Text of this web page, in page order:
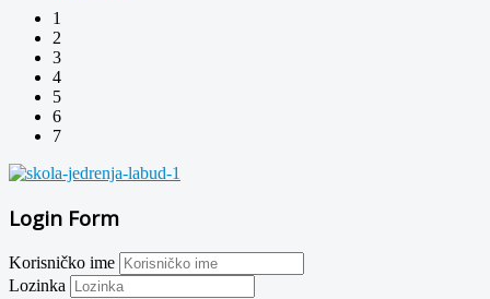
1
2
3
4
5
6
7
Login Form
Korisničko ime
Lozinka